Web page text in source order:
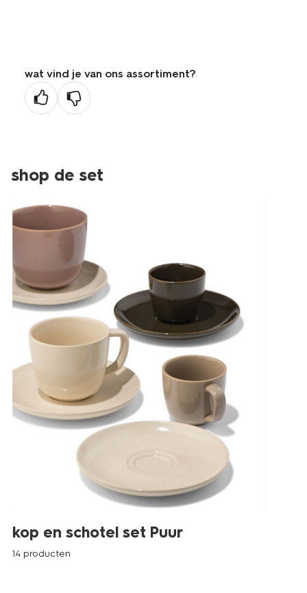
wat vind je van ons assortiment?
shop de set
kop en schotel set Puur
14 producten